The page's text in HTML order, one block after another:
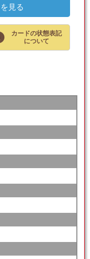
見る
カードの状態表記
について